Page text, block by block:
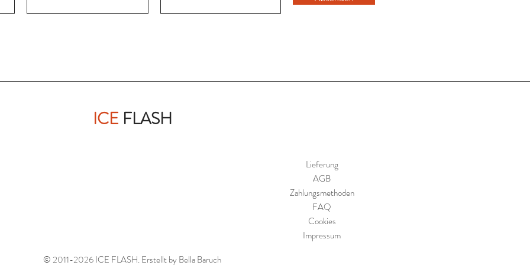
ICE FLASH
Lieferung
AGB
Zahlungsmethoden
FAQ
Cookies
Impressum
© 2011-2026 ICE FLASH. Erstellt by Bella Baruch